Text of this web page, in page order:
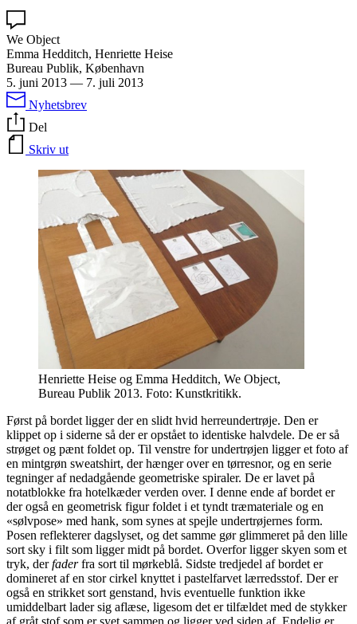
We Object
Emma Hedditch, Henriette Heise
Bureau Publik, København
5. juni 2013 — 7. juli 2013
Nyhetsbrev
Del
Skriv ut
Henriette Heise og Emma Hedditch, We Object,
Bureau Publik 2013. Foto: Kunstkritikk.
Først på bordet ligger der en slidt hvid herreundertrøje. Den er
klippet op i siderne så der er opstået to identiske halvdele. De er så
strøget og pænt foldet op. Til venstre for undertrøjen ligger et foto af
en mintgrøn sweatshirt, der hænger over en tørresnor, og en serie
tegninger af nedadgående geometriske spiraler. De er lavet på
notatblokke fra hotelkæder verden over. I denne ende af bordet er
der også en geometrisk figur foldet i et tyndt træmateriale og en
«sølvpose» med hank, som synes at spejle undertrøjernes form.
Posen reflekterer dagslyset, og det samme gør glimmeret på den lille
sort sky i filt som ligger midt på bordet. Overfor ligger skyen som et
tryk, derfaderfra sort til mørkeblå. Sidste tredjedel af bordet er
domineret af en stor cirkel knyttet i pastelfarvet lærredsstof. Der er
også en strikket sort genstand, hvis eventuelle funktion ikke
umiddelbart lader sig aflæse, ligesom det er tilfældet med de stykker
af gråt stof som er syet sammen og ligger ved siden af. Endelig er